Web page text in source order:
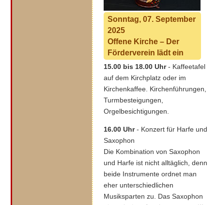
Sonntag, 07. September
2025
Offene Kirche – Der
Förderverein lädt ein
15.00 bis 18.00 Uhr- Kaffeetafel
auf dem Kirchplatz oder im
Kirchenkaffee. Kirchenführungen,
Turmbesteigungen,
Orgelbesichtigungen.
16.00 Uhr- Konzert für Harfe und
Saxophon
Die Kombination von Saxophon
und Harfe ist nicht alltäglich, denn
beide Instrumente ordnet man
eher unterschiedlichen
Musiksparten zu. Das Saxophon